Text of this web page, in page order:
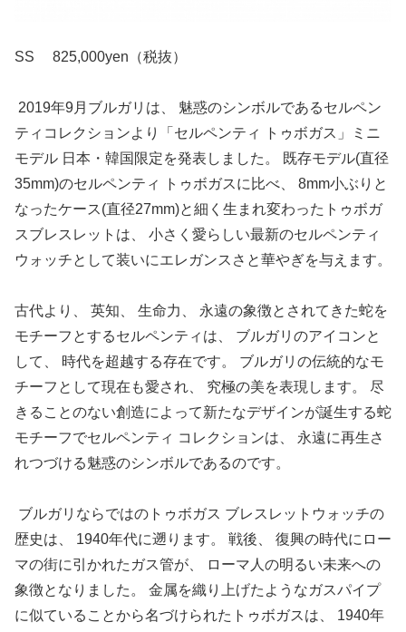
SS 825,000yen（税抜）
2019年9月ブルガリは、 魅惑のシンボルであるセルペン
ティコレクションより「セルペンティ トゥボガス」ミニ
モデル 日本・韓国限定を発表しました。 既存モデル(直径
35mm)のセルペンティ トゥボガスに比べ、 8mm小ぶりと
なったケース(直径27mm)と細く生まれ変わったトゥボガ
スブレスレットは、 小さく愛らしい最新のセルペンティ
ウォッチとして装いにエレガンスさと華やぎを与えます。
古代より、 英知、 生命力、 永遠の象徴とされてきた蛇を
モチーフとするセルペンティは、 ブルガリのアイコンと
して、 時代を超越する存在です。 ブルガリの伝統的なモ
チーフとして現在も愛され、 究極の美を表現します。 尽
きることのない創造によって新たなデザインが誕生する蛇
モチーフでセルペンティ コレクションは、 永遠に再生さ
れつづける魅惑のシンボルであるのです。
ブルガリならではのトゥボガス ブレスレットウォッチの
歴史は、 1940年代に遡ります。 戦後、 復興の時代にロー
マの街に引かれたガス管が、 ローマ人の明るい未来への
象徴となりました。 金属を織り上げたようなガスパイプ
に似ていることから名づけられたトゥボガスは、 1940年